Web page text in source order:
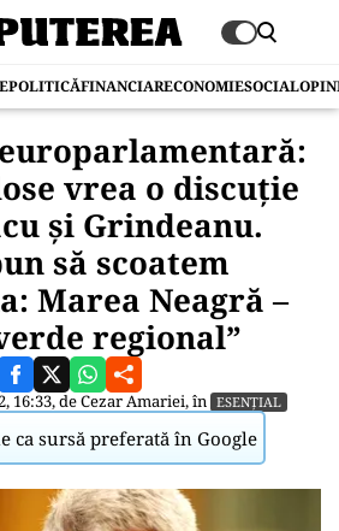
POLITICĂFINANCIARECONOMIESOCIAL
vrea o discuție
și Grindeanu.
să scoatem
Marea Neagră –
regional”
16:33, deCezar Amariei, în ESENȚIAL
ca sursă preferată în Google